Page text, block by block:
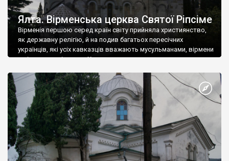
Ялта. Вірменська церква Святої Ріпсіме
Вірменія першою серед країн світу прийняла християнство,
як державну релігію, й на подив багатьох пересічних
українців, які усіх кавказців вважають мусульманами, вірмени
є відданими вірянами Христа